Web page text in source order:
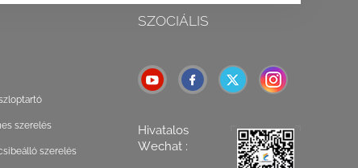
szerelés
szerelés
SZOCIÁLIS
Hivatalos
Wechat :